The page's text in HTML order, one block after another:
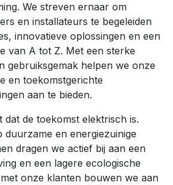
We streven ernaar om
en installateurs te begeleiden
innovatieve oplossingen en een
van A tot Z. Met een sterke
gebruiksgemak helpen we onze
en toekomstgerichte
aan te bieden.
dat de toekomst elektrisch is.
en energiezuinige
dragen we actief bij aan een
en een lagere ecologische
onze klanten bouwen we aan